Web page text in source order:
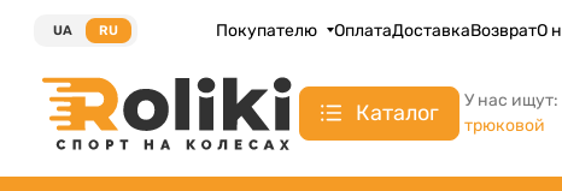
UA RU Покупателю ОплатаДоставкаВозвратО
Каталог У нас ищут:
трюковой